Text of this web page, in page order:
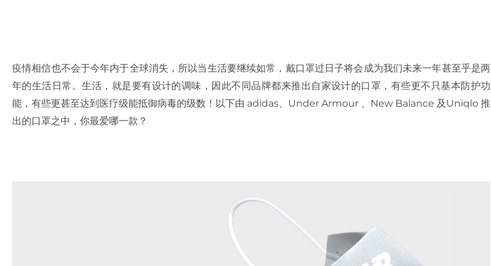
疫情相信也不会于今年内于全球消失，所以当生活要继续如常，戴口罩过日子将会成为我们未来一年甚至乎是两
年的生活日常。生活，就是要有设计的调味，因此不同品牌都来推出自家设计的口罩，有些更不只基本防护功
能，有些更甚至达到医疗级能抵御病毒的级数！以下由 adidas 、Under Armour 、 New Balance 及 Uniqlo 推
出的口罩之中，你最爱哪一款？